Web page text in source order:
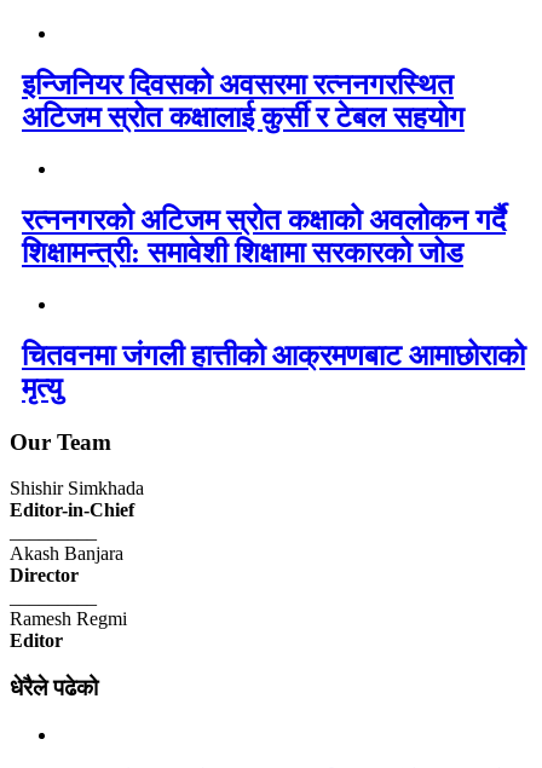
इन्जिनियर दिवसको अवसरमा रत्ननगरस्थित
अटिजम स्रोत कक्षालाई कुर्सी र टेबल सहयोग
रत्ननगरको अटिजम स्रोत कक्षाको अवलोकन गर्दै
शिक्षामन्त्री: समावेशी शिक्षामा सरकारको जोड
चितवनमा जंगली हात्तीको आक्रमणबाट आमाछोराको
मृत्यु
Our Team
Shishir Simkhada
Editor-in-Chief
Akash Banjara
Director
Ramesh Regmi
Editor
धेरैले पढेको